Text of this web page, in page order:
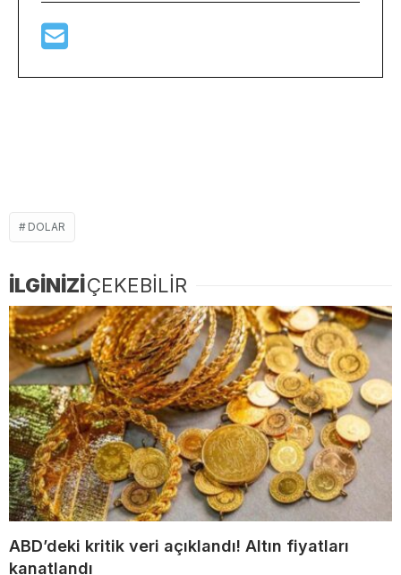
DOLAR
İLGİNİZİÇEKEBİLİR
ABD’deki kritik veri açıklandı! Altın fiyatları
kanatlandı